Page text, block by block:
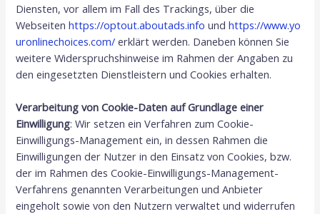
Diensten, vor allem im Fall des Trackings, über die
Webseitenhttps://optout.aboutads.info undhttps://www.yo
uronlinechoices.com/ erklärt werden. Daneben können Sie
weitere Widerspruchshinweise im Rahmen der Angaben zu
den eingesetzten Dienstleistern und Cookies erhalten.
Verarbeitung von Cookie-Daten auf Grundlage einer
Einwilligung: Wir setzen ein Verfahren zum Cookie-
Einwilligungs-Management ein, in dessen Rahmen die
Einwilligungen der Nutzer in den Einsatz von Cookies, bzw.
der im Rahmen des Cookie-Einwilligungs-Management-
Verfahrens genannten Verarbeitungen und Anbieter
eingeholt sowie von den Nutzern verwaltet und widerrufen